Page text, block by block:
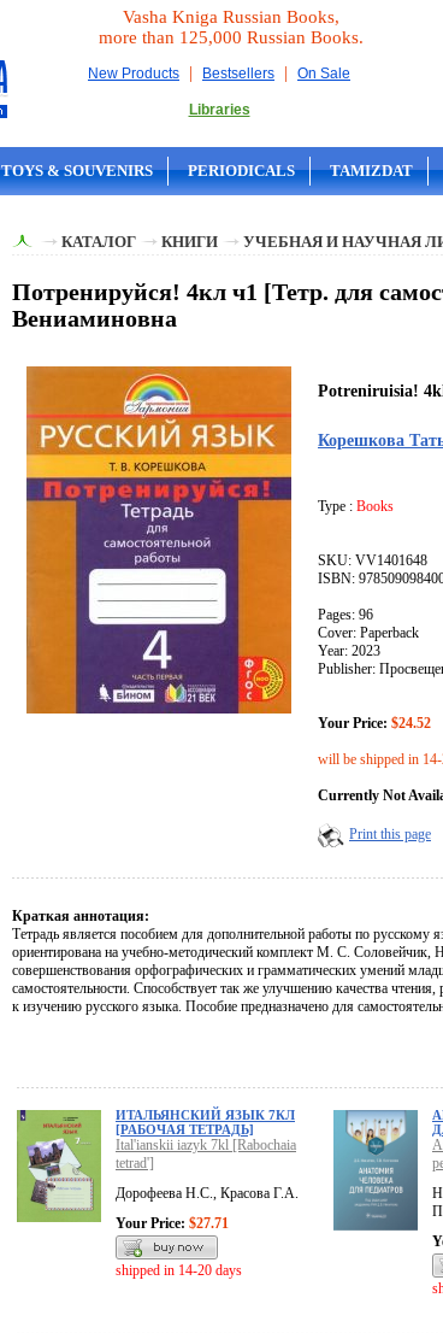
Vasha Kniga Russian Books,
more than 125,000 Russian Books.
New Products | Bestsellers | On Sale
Libraries
TOYS & SOUVENIRS PERIODICALS TAMIZDAT
КАТАЛОГ КНИГИ УЧЕБНАЯ И НАУЧНАЯ
Потренируйся! 4кл ч1 [Тетр. для
Вениаминовна
Potreniruisia!
Корешкова
Type : Books
SKU: VV1401648
ISBN:
Pages: 96
Cover: Paperback
Year: 2023
Publisher:
Your Price: $24.52
will be shipped in 14-
Currently Not
Print this page
Краткая аннотация:
Тетрадь является пособием для дополнительной работы по
ориентирована на учебно-методический комплект М. С.
совершенствования орфографических и грамматических умений
самостоятельности. Способствует так же улучшению качества
к изучению русского языка. Пособие предназначено для
ИТАЛЬЯНСКИЙ ЯЗЫК 7КЛ
[РАБОЧАЯ ТЕТРАДЬ]
Ital'ianskii iazyk 7kl [Rabochaia
tetrad']
Дорофеева Н.С., Красова Г.А.
Your Price: $27.71
shipped in 14-20 days